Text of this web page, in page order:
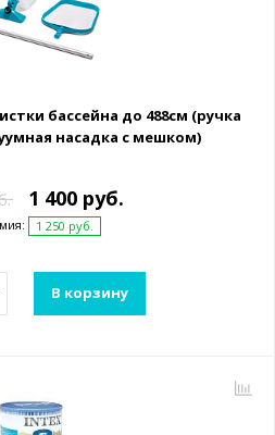
бассейна до 488см (ручка
насадка с мешком)
1 400 руб.
1 250 руб.
В корзину